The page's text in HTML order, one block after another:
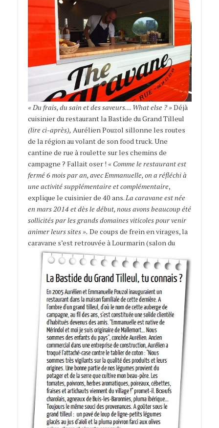
« Du frais, du sain et des saveurs… What else ? »Déjà
cuisinier du restaurant la Bastide du Grand Tilleul
(lire ci-après), Aurélien Pouzol sillonne les routes
de la région au volant de son food truck. Une
cantine de rue à roulette sur les chemins de
campagne ? Fallait oser ! « Comme le restaurant est
fermé 6 mois par an, avec Emmanuelle, on a réfléchi à
une activité supplémentaire et complémentaire,
explique le cuisinier de 40 ans. La caravane est née
en mars 2014 et dès le début, nous avons beaucoup été
sollicités par les grands domaines viticoles pour venir
animer leurs sites ». De coups de frein en virages, la
caravane s’est retrouvée à Lourmarin (salon du